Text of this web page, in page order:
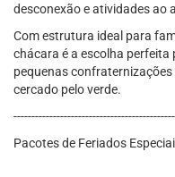
desconexão e atividades ao
Com estrutura ideal para
chácara é a escolha perfeita
pequenas
cercado pelo verde.
Pacotes de Feriados